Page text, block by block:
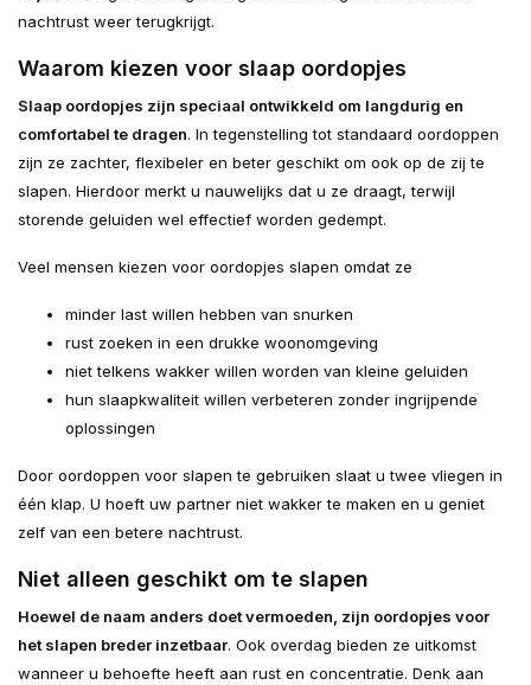
nachtrust weer terugkrijgt.
Waarom kiezen voor slaap oordopjes
Slaap oordopjes zijn speciaal ontwikkeld om langdurig en
comfortabel te dragen. In tegenstelling tot standaard oordoppen
zijn ze zachter, flexibeler en beter geschikt om ook op de zij te
slapen. Hierdoor merkt u nauwelijks dat u ze draagt, terwijl
storende geluiden wel effectief worden gedempt.
Veel mensen kiezen voor oordopjes slapen omdat ze
minder last willen hebben van snurken
rust zoeken in een drukke woonomgeving
niet telkens wakker willen worden van kleine geluiden
hun slaapkwaliteit willen verbeteren zonder ingrijpende
oplossingen
Door oordoppen voor slapen te gebruiken slaat u twee vliegen in
één klap. U hoeft uw partner niet wakker te maken en u geniet
zelf van een betere nachtrust.
Niet alleen geschikt om te slapen
Hoewel de naam anders doet vermoeden, zijn oordopjes voor
het slapen breder inzetbaar. Ook overdag bieden ze uitkomst
wanneer u behoefte heeft aan rust en concentratie. Denk aan